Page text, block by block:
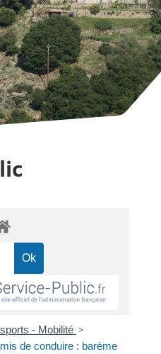
- Mobilité >
de conduire : barème